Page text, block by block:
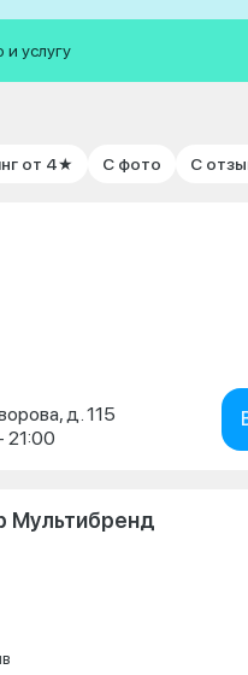
услугу
от 4★ С фото С
д. 115
21:00
Мультибренд